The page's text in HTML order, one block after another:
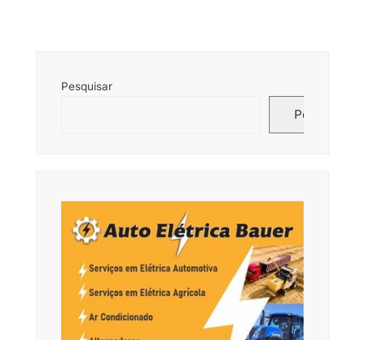
Pesquisar
Pesquisar